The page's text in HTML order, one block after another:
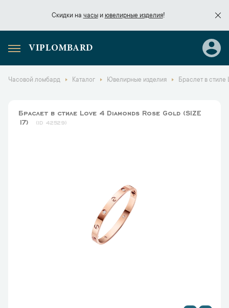
Скидки на часыи ювелирные изделия!
Скидки начасы
VIPLOMBARD
Часовой ломбард Каталог Ювелирные изделия Браслет в стиле
Браслет в стиле Love 4 Diamonds Rose Gold (SIZE
17)
42529